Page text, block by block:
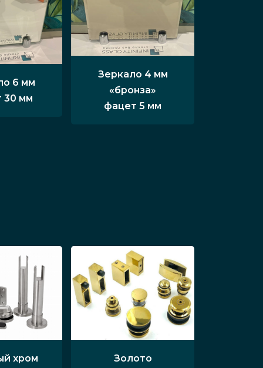
6 мм
30 мм
Зеркало 4 мм
«бронза»
фацет 5 мм
хром Золото